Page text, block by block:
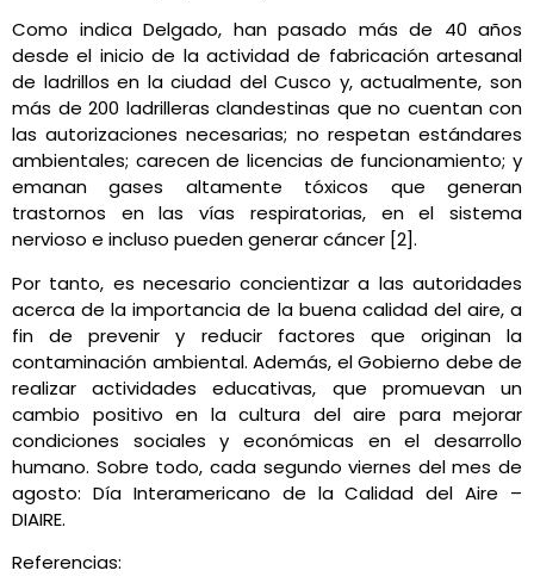
Como indica Delgado, han pasado más de 40 años
desde el inicio de la actividad de fabricación artesanal
de ladrillos en la ciudad del Cusco y, actualmente, son
más de 200 ladrilleras clandestinas que no cuentan con
las autorizaciones necesarias; no respetan estándares
ambientales; carecen de licencias de funcionamiento; y
emanan gases altamente tóxicos que generan
trastornos en las vías respiratorias, en el sistema
nervioso e incluso pueden generar cáncer [2].
Por tanto, es necesario concientizar a las autoridades
acerca de la importancia de la buena calidad del aire, a
fin de prevenir y reducir factores que originan la
contaminación ambiental. Además, el Gobierno debe de
realizar actividades educativas, que promuevan un
cambio positivo en la cultura del aire para mejorar
condiciones sociales y económicas en el desarrollo
humano. Sobre todo, cada segundo viernes del mes de
agosto: Día Interamericano de la Calidad del Aire –
DIAIRE.
Referencias: